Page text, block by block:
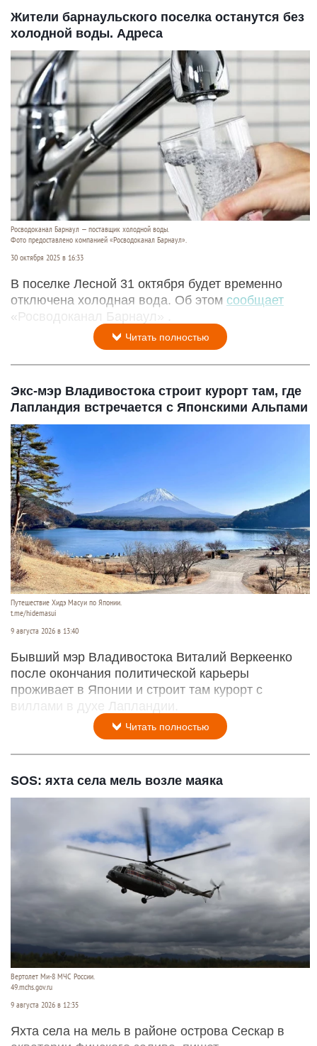
Жители барнаульского поселка останутся без
холодной воды. Адреса
Росводоканал Барнаул — поставщик холодной воды.
Фото предоставлено компанией «Росводоканал Барнаул».
30 октября 2025 в 16:33
В поселке Лесной 31 октября будет временно
отключена холодная вода. Об этом сообщает
«Росводоканал Барнаул» .
Читать полностью
Экс-мэр Владивостока строит курорт там, где
Лапландия встречается с Японскими Альпами
Путешествие Хидэ Масуи по Японии.
t.me/hidemasui
9 августа 2026 в 13:40
Бывший мэр Владивостока Виталий Веркеенко
после окончания политической карьеры
проживает в Японии и строит там курорт с
виллами в духе Лапландии.
Читать полностью
SOS: яхта села мель возле маяка
Вертолет Ми-8 МЧС России.
49.mchs.gov.ru
9 августа 2026 в 12:35
Яхта села на мель в районе острова Сескар в